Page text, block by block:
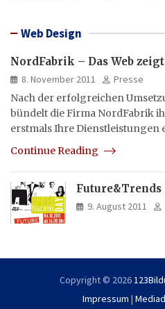
Web Design
NordFabrik – Das Web
8. November 2011
Presse
Nach der erfolgreichen
bündelt die Firma NordFabrik
erstmals Ihre Dienstleistungen
Continue Reading
9. August 2011
Copyright © 2026
Impressum |